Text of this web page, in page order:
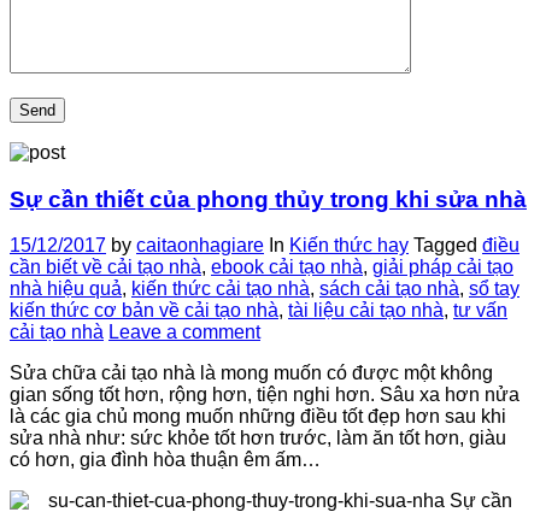
Sự cần thiết của phong thủy trong khi sửa nhà
15/12/2017 by caitaonhagiare In Kiến thức hay Tagged điều
cần biết về cải tạo nhà, ebook cải tạo nhà, giải pháp cải tạo
nhà hiệu quả, kiến thức cải tạo nhà, sách cải tạo nhà, sổ tay
kiến thức cơ bản về cải tạo nhà, tài liệu cải tạo nhà, tư vấn
cải tạo nhà Leave a comment
Sửa chữa cải tạo nhà là mong muốn có được một không
gian sống tốt hơn, rộng hơn, tiện nghi hơn. Sâu xa hơn nửa
là các gia chủ mong muốn những điều tốt đẹp hơn sau khi
sửa nhà như: sức khỏe tốt hơn trước, làm ăn tốt hơn, giàu
có hơn, gia đình hòa thuận êm ấm…